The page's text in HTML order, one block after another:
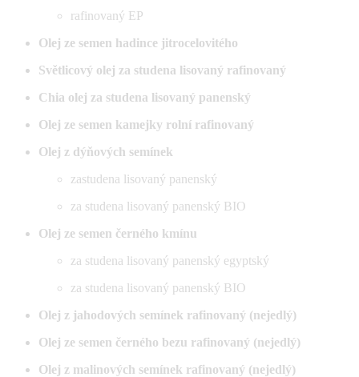
rafinovaný EP
Olej ze semen hadince jitrocelovitého
Světlicový olej za studena lisovaný rafinovaný
Chia olej za studena lisovaný panenský
Olej ze semen kamejky rolní rafinovaný
Olej z dýňových semínek
zastudena lisovaný panenský
za studena lisovaný panenský BIO
Olej ze semen černého kmínu
za studena lisovaný panenský egyptský
za studena lisovaný panenský BIO
Olej z jahodových semínek rafinovaný (nejedlý)
Olej ze semen černého bezu rafinovaný (nejedlý)
Olej z malinových semínek rafinovaný (nejedlý)